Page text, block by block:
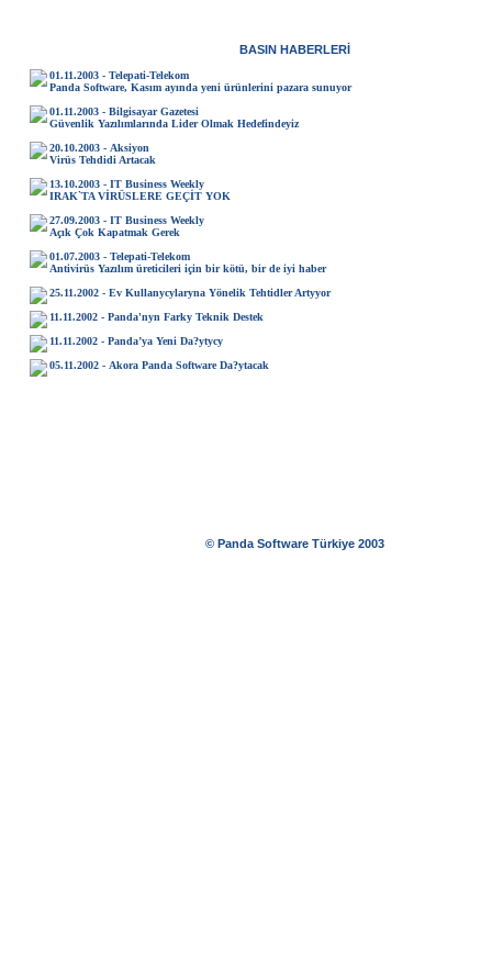
BASIN HABERLERİ
01.11.2003 - Telepati-Telekom
Panda Software, Kasım ayında yeni ürünlerini pazara sunuyor
01.11.2003 - Bilgisayar Gazetesi
Güvenlik Yazılımlarında Lider Olmak Hedefindeyiz
20.10.2003 - Aksiyon
Virüs Tehdidi Artacak
13.10.2003 - IT Business Weekly
IRAK`TA VİRÜSLERE GEÇİT YOK
27.09.2003 - IT Business Weekly
Açık Çok Kapatmak Gerek
01.07.2003 - Telepati-Telekom
Antivirüs Yazılım üreticileri için bir kötü, bir de iyi haber
25.11.2002 - Ev Kullanycylaryna Yönelik Tehtidler Artyyor
11.11.2002 - Panda'nyn Farky Teknik Destek
11.11.2002 - Panda’ya Yeni Da?ytycy
05.11.2002 - Akora Panda Software Da?ytacak
© Panda Software Türkiye 2003